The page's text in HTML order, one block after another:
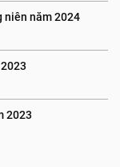
niên năm 2024
2023